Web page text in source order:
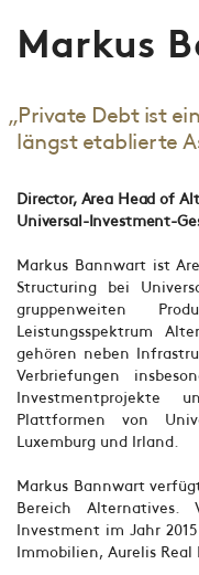
Markus
„Private Debt ist
längst etablierte
Director, Area Head of
Universal-Investment-
Markus Bannwart ist
Structuring bei
gruppenweiten
Leistungsspektrum
gehören neben
Verbriefungen
Plattformen von
Luxemburg und Irland.
Markus Bannwart
Bereich Alternatives.
Investment im Jahr
Immobilien, Aurelis